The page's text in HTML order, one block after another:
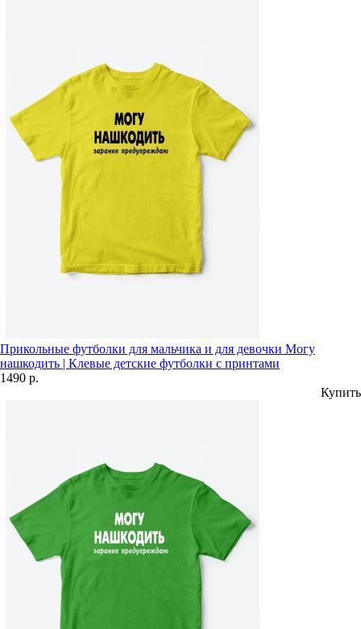
Прикольные футболки для мальчика и для девочки Могу
нашкодить | Клевые детские футболки с принтами
1490 р.
Купить